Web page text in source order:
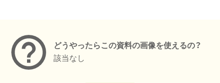
どうやったらこの資料の画像を使えるの？
該当なし